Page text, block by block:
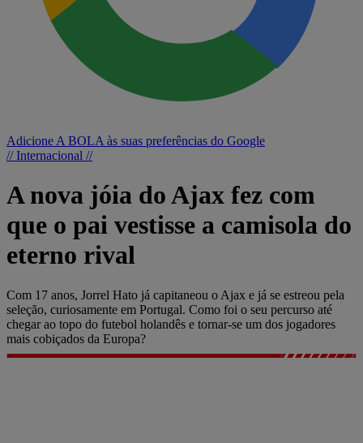
Adicione A BOLA às suas preferências do Google
// Internacional //
A nova jóia do Ajax fez com
que o pai vestisse a camisola do
eterno rival
Com 17 anos, Jorrel Hato já capitaneou o Ajax e já se estreou pela
seleção, curiosamente em Portugal. Como foi o seu percurso até
chegar ao topo do futebol holandês e tornar-se um dos jogadores
mais cobiçados da Europa?